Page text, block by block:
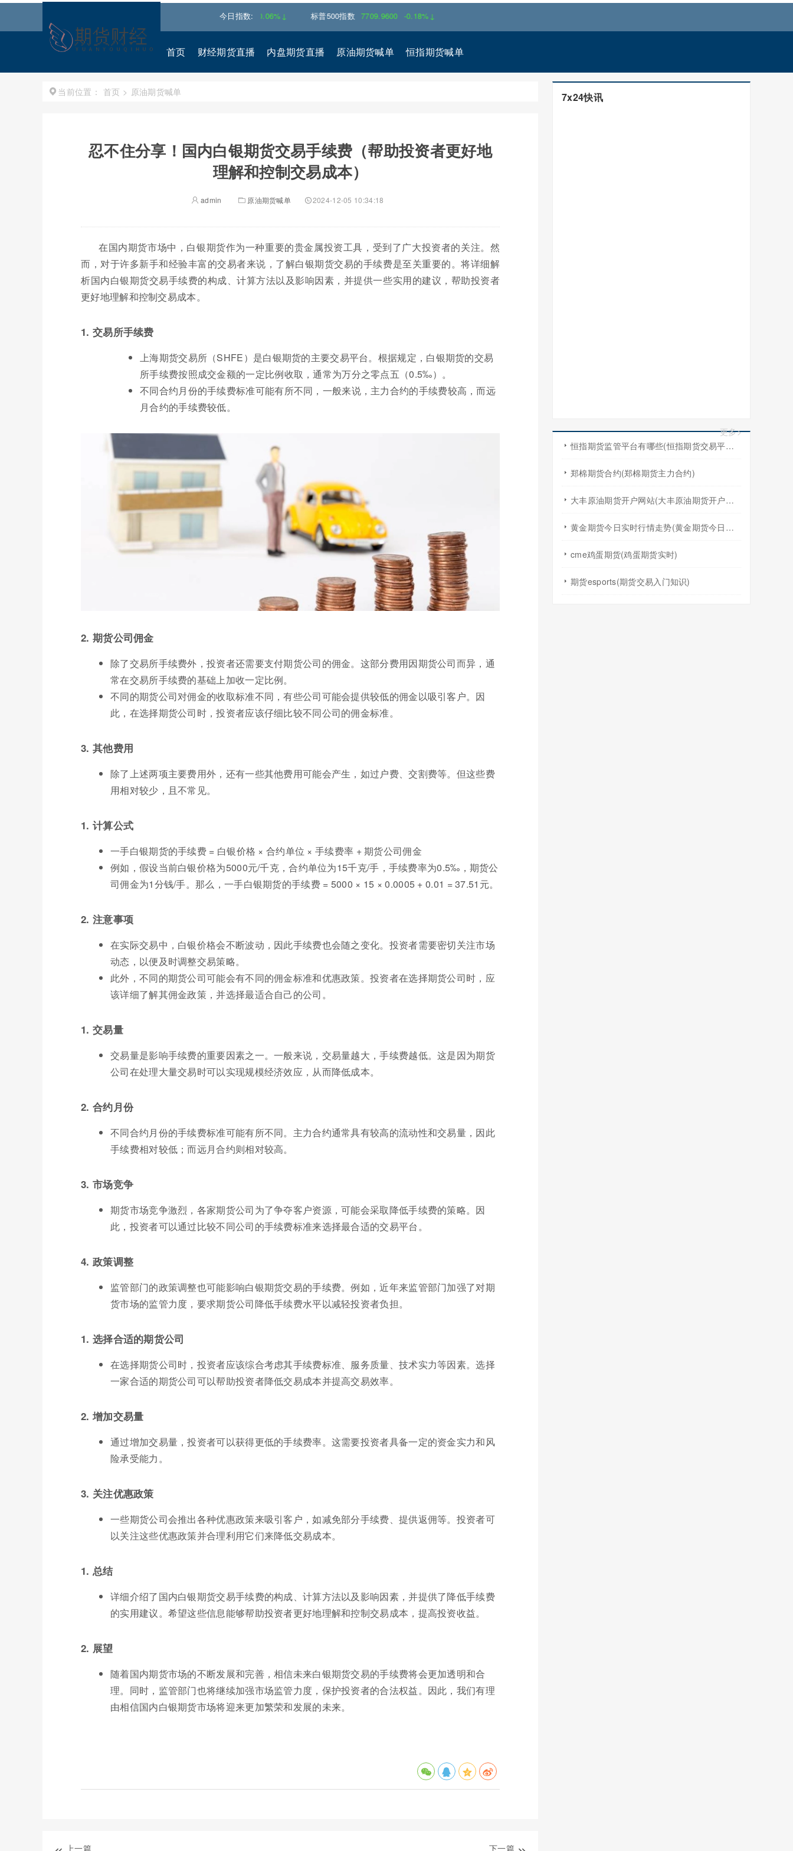
今日指数:
-0.06%↓ 标普500指数 7709.9600 -0.18%↓
首页 财经期货直播 内盘期货直播 原油期货喊单 恒指期货喊单
当前位置： 首页 > 原油期货喊单
忍不住分享！国内白银期货交易手续费（帮助投资者更好地
理解和控制交易成本）
admin 原油期货喊单 2024-12-05 10:34:18
在国内期货市场中，白银期货作为一种重要的贵金属投资工具，受到了广大投资者的关注。然
而，对于许多新手和经验丰富的交易者来说，了解白银期货交易的手续费是至关重要的。将详细解
析国内白银期货交易手续费的构成、计算方法以及影响因素，并提供一些实用的建议，帮助投资者
更好地理解和控制交易成本。
1. 交易所手续费
上海期货交易所（SHFE）是白银期货的主要交易平台。根据规定，白银期货的交易
所手续费按照成交金额的一定比例收取，通常为万分之零点五（0.5‰）。
不同合约月份的手续费标准可能有所不同，一般来说，主力合约的手续费较高，而远
月合约的手续费较低。
2. 期货公司佣金
除了交易所手续费外，投资者还需要支付期货公司的佣金。这部分费用因期货公司而异，通
常在交易所手续费的基础上加收一定比例。
不同的期货公司对佣金的收取标准不同，有些公司可能会提供较低的佣金以吸引客户。因
此，在选择期货公司时，投资者应该仔细比较不同公司的佣金标准。
3. 其他费用
除了上述两项主要费用外，还有一些其他费用可能会产生，如过户费、交割费等。但这些费
用相对较少，且不常见。
1. 计算公式
一手白银期货的手续费 = 白银价格 × 合约单位 × 手续费率 + 期货公司佣金
例如，假设当前白银价格为5000元/千克，合约单位为15千克/手，手续费率为0.5‰，期货公
司佣金为1分钱/手。那么，一手白银期货的手续费 = 5000 × 15 × 0.0005 + 0.01 = 37.51元。
2. 注意事项
在实际交易中，白银价格会不断波动，因此手续费也会随之变化。投资者需要密切关注市场
动态，以便及时调整交易策略。
此外，不同的期货公司可能会有不同的佣金标准和优惠政策。投资者在选择期货公司时，应
该详细了解其佣金政策，并选择最适合自己的公司。
1. 交易量
交易量是影响手续费的重要因素之一。一般来说，交易量越大，手续费越低。这是因为期货
公司在处理大量交易时可以实现规模经济效应，从而降低成本。
2. 合约月份
不同合约月份的手续费标准可能有所不同。主力合约通常具有较高的流动性和交易量，因此
手续费相对较低；而远月合约则相对较高。
3. 市场竞争
期货市场竞争激烈，各家期货公司为了争夺客户资源，可能会采取降低手续费的策略。因
此，投资者可以通过比较不同公司的手续费标准来选择最合适的交易平台。
4. 政策调整
监管部门的政策调整也可能影响白银期货交易的手续费。例如，近年来监管部门加强了对期
货市场的监管力度，要求期货公司降低手续费水平以减轻投资者负担。
1. 选择合适的期货公司
在选择期货公司时，投资者应该综合考虑其手续费标准、服务质量、技术实力等因素。选择
一家合适的期货公司可以帮助投资者降低交易成本并提高交易效率。
2. 增加交易量
通过增加交易量，投资者可以获得更低的手续费率。这需要投资者具备一定的资金实力和风
险承受能力。
3. 关注优惠政策
一些期货公司会推出各种优惠政策来吸引客户，如减免部分手续费、提供返佣等。投资者可
以关注这些优惠政策并合理利用它们来降低交易成本。
1. 总结
详细介绍了国内白银期货交易手续费的构成、计算方法以及影响因素，并提供了降低手续费
的实用建议。希望这些信息能够帮助投资者更好地理解和控制交易成本，提高投资收益。
2. 展望
随着国内期货市场的不断发展和完善，相信未来白银期货交易的手续费将会更加透明和合
理。同时，监管部门也将继续加强市场监管力度，保护投资者的合法权益。因此，我们有理
由相信国内白银期货市场将迎来更加繁荣和发展的未来。
上一篇 下一篇
7x24快讯
更多>
恒指期货监管平台有哪些(恒指期货交易平台哪家好)
郑棉期货合约(郑棉期货主力合约)
大丰原油期货开户网站(大丰原油期货开户网站查询)
黄金期货今日实时行情走势(黄金期货今日实时行情走势图)
cme鸡蛋期货(鸡蛋期货实时)
期货esports(期货交易入门知识)